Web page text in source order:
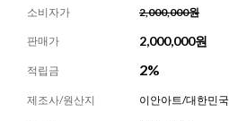
소비자가 2,000,000원
판매가 2,000,000원
적립금 2%
제조사/원산지 이안아트/대한민국